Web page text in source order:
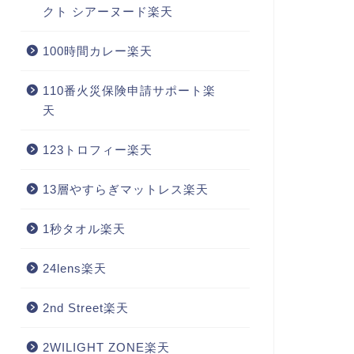
クト シアーヌード楽天
100時間カレー楽天
110番火災保険申請サポート楽
天
123トロフィー楽天
13層やすらぎマットレス楽天
1秒タオル楽天
24lens楽天
2nd Street楽天
2WILIGHT ZONE楽天